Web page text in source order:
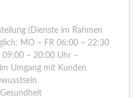
(Dienste im Rahmen
MO – FR 06:00 – 22:30
09:00 – 20:00 Uhr –
Umgang mit Kunden